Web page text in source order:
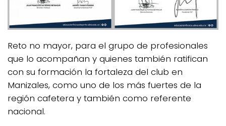
Reto no mayor, para el grupo de profesionales
que lo acompañan y quienes también ratifican
con su formación la fortaleza del club en
Manizales, como uno de los más fuertes de la
región cafetera y también como referente
nacional.